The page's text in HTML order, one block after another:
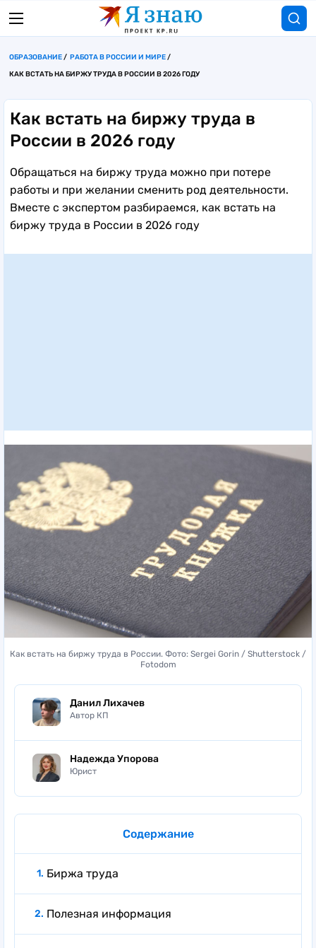
ОБРАЗОВАНИЕ
РАБОТА В РОССИИ И МИРЕ
КАК ВСТАТЬ НА БИРЖУ ТРУДА В РОССИИ В 2026 ГОДУ
Как встать на биржу труда в
России в 2026 году
Обращаться на биржу труда можно при потере
работы и при желании сменить род деятельности.
Вместе с экспертом разбираемся, как встать на
биржу труда в России в 2026 году
Как встать на биржу труда в России. Фото: Sergei Gorin / Shutterstock /
Fotodom
Данил Лихачев
Автор КП
Надежда Упорова
Юрист
Содержание
Биржа труда
Полезная информация